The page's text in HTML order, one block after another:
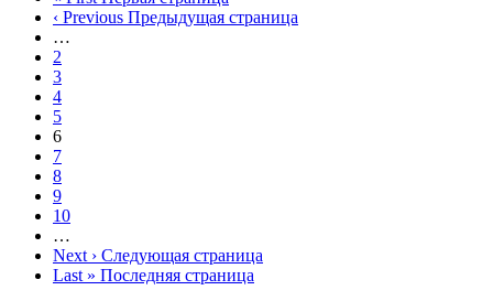
‹ Previous Предыдущая страница
…
2
3
4
5
6
7
8
9
10
…
Next › Следующая страница
Last » Последняя страница